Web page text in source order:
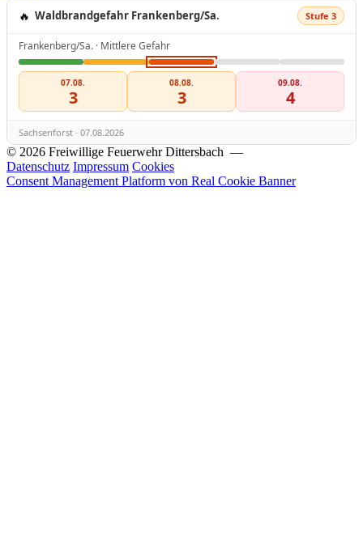
🔥 Waldbrandgefahr Frankenberg/Sa. Stufe 3
Frankenberg/Sa. · Mittlere Gefahr
07.08.
3
08.08.
3
09.08.
4
Sachsenforst · 07.08.2026
© 2026 Freiwillige Feuerwehr Dittersbach —
Datenschutz Impressum Cookies
Consent Management Platform von Real Cookie Banner